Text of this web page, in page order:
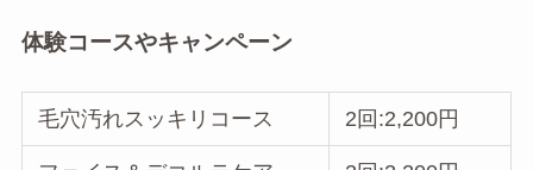
体験コースやキャンペーン
毛穴汚れスッキリコース 2回:2,200円